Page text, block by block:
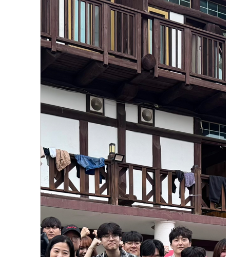
2025학년도 호텔관광경영학과 MT
2025.09.17 장서진